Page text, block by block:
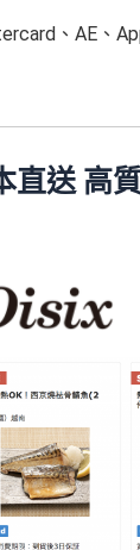
申請得！
Dollars
算太吸引
Mastercard
，詳情請瀏覽
personal/
細則約束，詳情
、AE、
直送 高